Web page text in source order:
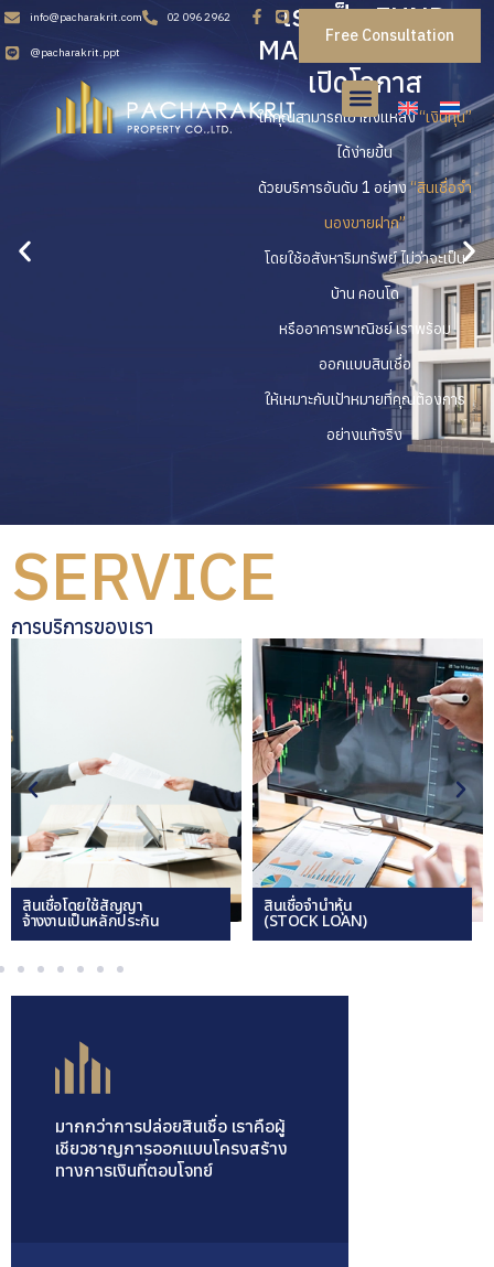
info@pacharakrit.com 02 096 2962
@pacharakrit.ppt
Free Consultation
เรา เป็น FUND
MANAGEMENT ที่
เปิดโอกาส
ให้คุณสามารถเข้าถึงแหล่ง“เงินทุน”
ได้ง่ายขึ้น
ด้วยบริการอันดับ 1 อย่าง“สินเชื่อจํา
นองขายฝาก”
โดยใช้อสังหาริมทรัพย์ ไม่ว่าจะเป็น
บ้าน คอนโด
หรืออาคารพาณิชย์ เราพร้อม
ออกแบบสินเชื่อ
ให้เหมาะกับเป้าหมายที่คุณต้องการ
อย่างแท้จริง
SERVICE
การบริการของเรา
บริการของเรา
สินเชื่อโดยใช้สัญญา
จ้างงานเป็นหลักประกัน
สินเชื่อจำนำหุ้น
(STOCK LOAN)
มากกว่าการปล่อยสินเชื่อ เราคือผู้
เชียวชาญการออกแบบโครงสร้าง
ทางการเงินที่ตอบโจทย์